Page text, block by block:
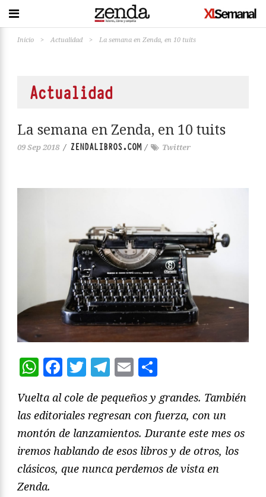
Inicio > Actualidad > La semana en Zenda, en 10 tuits
Actualidad
La semana en Zenda, en 10 tuits
09 Sep 2018 / ZENDALIBROS.COM/ Twitter
WhatsApp
Facebook
Twitter
Telegram
Email
Vuelta al cole de pequeños y grandes. También
las editoriales regresan con fuerza, con un
montón de lanzamientos. Durante este mes os
iremos hablando de esos libros y de otros, los
clásicos, que nunca perdemos de vista en
Zenda.